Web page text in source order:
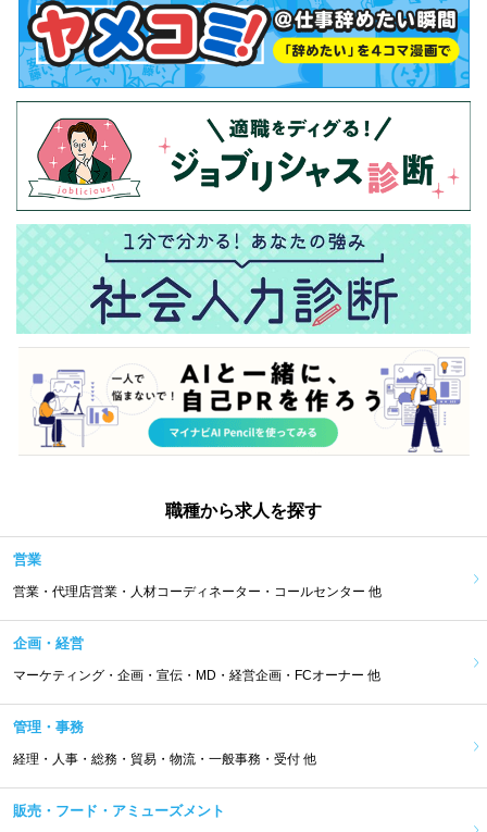
職種から求人を探す
営業
営業・代理店営業・人材コーディネーター・コールセンター 他
企画・経営
マーケティング・企画・宣伝・MD・経営企画・FCオーナー 他
管理・事務
経理・人事・総務・貿易・物流・一般事務・受付 他
販売・フード・アミューズメント